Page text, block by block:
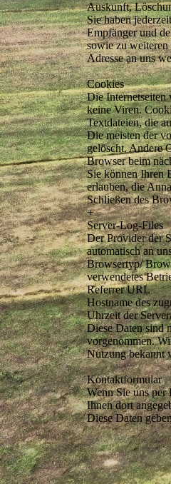
Auskunft,
Sie haben
Empfänger und
sowie zu weiteren
Adresse an uns
Cookies
Die Internetseiten
keine Viren.
Textdateien, die
Die meisten der
gelöscht. Andere
Browser beim
Sie können Ihren
erlauben, die
Schließen des
+
Server-Log-Files
Der Provider der
automatisch an
Browsertyp/
verwendetes
Referrer URL
Hostname des
Uhrzeit der
Diese Daten sind
vorgenommen.
Nutzung bekannt
Kontaktformular
Wenn Sie uns
Ihnen dort
Diese Daten